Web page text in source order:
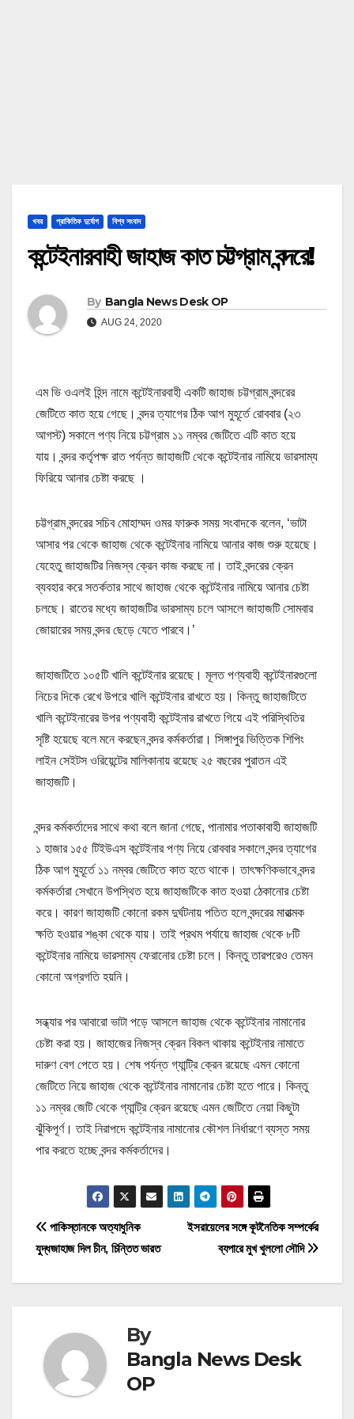
খবর প্রাকিতিক দুর্যোগ বিশ্ব সংবাদ
কন্টেইনারবাহী জাহাজ কাত চট্টগ্রাম বন্দরে!
By Bangla News Desk OP
AUG 24, 2020
এম ভি ওএলই হিন্দ নামে কন্টেইনারবাহী একটি জাহাজ চট্টগ্রাম বন্দরের
জেটিতে কাত হয়ে গেছে। বন্দর ত্যাগের ঠিক আগ মুহূর্তে রোববার (২৩
আগস্ট) সকালে পণ্য নিয়ে চট্টগ্রাম ১১ নম্বর জেটিতে এটি কাত হয়ে
যায়। বন্দর কর্তৃপক্ষ রাত পর্যন্ত জাহাজটি থেকে কন্টেইনার নামিয়ে ভারসাম্য
ফিরিয়ে আনার চেষ্টা করছে ।
চট্টগ্রাম বন্দরের সচিব মোহাম্মদ ওমর ফারুক সময় সংবাদকে বলেন, ‘ভাটা
আসার পর থেকে জাহাজ থেকে কন্টেইনার নামিয়ে আনার কাজ শুরু হয়েছে।
যেহেতু জাহাজটির নিজস্ব ক্রেন কাজ করছে না। তাই বন্দরের ক্রেন
ব্যবহার করে সতর্কতার সাথে জাহাজ থেকে কন্টেইনার নামিয়ে আনার চেষ্টা
চলছে। রাতের মধ্যে জাহাজটির ভারসাম্য চলে আসলে জাহাজটি সোমবার
জোয়ারের সময় বন্দর ছেড়ে যেতে পারবে।’
জাহাজটিতে ১০৫টি খালি কন্টেইনার রয়েছে। মূলত পণ্যবাহী কন্টেইনারগুলো
নিচের দিকে রেখে উপরে খালি কন্টেইনার রাখতে হয়। কিন্তু জাহাজটিতে
খালি কন্টেইনারের উপর পণ্যবাহী কন্টেইনার রাখতে গিয়ে এই পরিস্থিতির
সৃষ্টি হয়েছে বলে মনে করছেন বন্দর কর্মকর্তারা। সিঙ্গাপুর ভিত্তিক শিপিং
লাইন সেইটস ওরিয়েন্টের মালিকানায় রয়েছে ২৫ বছরের পুরাতন এই
জাহাজটি।
বন্দর কর্মকর্তাদের সাথে কথা বলে জানা গেছে, পানামার পতাকাবাহী জাহাজটি
১ হাজার ১৫৫ টিইউএস কন্টেইনার পণ্য নিয়ে রোববার সকালে বন্দর ত্যাগের
ঠিক আগ মুহূর্তে ১১ নম্বর জেটিতে কাত হতে থাকে। তাৎক্ষণিকভাবে বন্দর
কর্মকর্তারা সেখানে উপস্থিত হয়ে জাহাজটিকে কাত হওয়া ঠেকানোর চেষ্টা
করে। কারণ জাহাজটি কোনো রকম দুর্ঘটনায় পতিত হলে বন্দরের মারাত্মক
ক্ষতি হওয়ার শঙ্কা থেকে যায়। তাই প্রথম পর্যায়ে জাহাজ থেকে ৮টি
কন্টেইনার নামিয়ে ভারসাম্য ফেরানোর চেষ্টা চলে। কিন্তু তারপরেও তেমন
কোনো অগ্রগতি হয়নি।
সন্ধ্যার পর আবারো ভাটা পড়ে আসলে জাহাজ থেকে কন্টেইনার নামানোর
চেষ্টা করা হয়। জাহাজের নিজস্ব ক্রেন বিকল থাকায় কন্টেইনার নামাতে
দারুণ বেগ পেতে হয়। শেষ পর্যন্ত গ্যান্ট্রি ক্রেন রয়েছে এমন কোনো
জেটিতে নিয়ে জাহাজ থেকে কন্টেইনার নামানোর চেষ্টা হতে পারে। কিন্তু
১১ নম্বর জেটি থেকে গ্যান্ট্রি ক্রেন রয়েছে এমন জেটিতে নেয়া কিছুটা
ঝুঁকিপূর্ণ। তাই নিরাপদে কন্টেইনার নামানোর কৌশল নির্ধারণে ব্যস্ত সময়
পার করতে হচ্ছে বন্দর কর্মকর্তাদের।
P
o
n
a
ইসরায়েলের সঙ্গে কূটনৈতিক সম্পর্কের
ব্যপারে মুখ খুললো সৌদি
পাকিস্তানকে অত্যাধুনিক
যুদ্ধজাহাজ দিল চীন, চিন্তিত ভারত
By
Bangla News Desk
OP